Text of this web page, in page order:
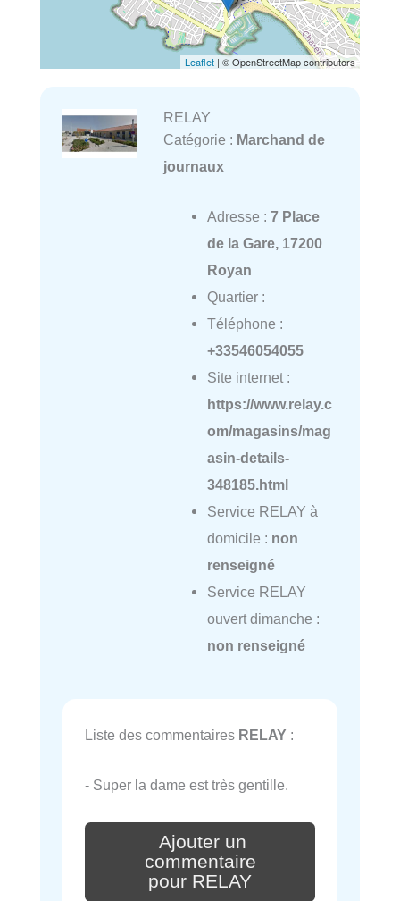
Leaflet | © OpenStreetMap contributors
RELAY
Catégorie : Marchand de
journaux
Adresse : 7 Place
de la Gare, 17200
Royan
Quartier :
Téléphone :
+33546054055
Site internet :
https://www.relay.c
om/magasins/mag
asin-details-
348185.html
Service RELAY à
domicile : non
renseigné
Service RELAY
ouvert dimanche :
non renseigné
Liste des commentaires RELAY :
- Super la dame est très gentille.
Ajouter un
commentaire
pour RELAY